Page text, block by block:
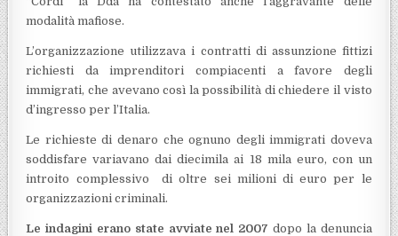
modalità mafiose.
L’organizzazione utilizzava i contratti di assunzione fittizi
richiesti da imprenditori compiacenti a favore degli
immigrati, che avevano così la possibilità di chiedere il visto
d’ingresso per l’Italia.
Le richieste di denaro che ognuno degli immigrati doveva
soddisfare variavano dai diecimila ai 18 mila euro, con un
introito complessivo di oltre sei milioni di euro per le
organizzazioni criminali.
Le indagini erano state avviate nel 2007 dopo la denuncia